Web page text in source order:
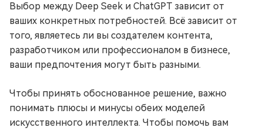
Выбор между Deep Seek и ChatGPT зависит от
ваших конкретных потребностей. Всё зависит от
того, являетесь ли вы создателем контента,
разработчиком или профессионалом в бизнесе,
ваши предпочтения могут быть разными.
Чтобы принять обоснованное решение, важно
понимать плюсы и минусы обеих моделей
искусственного интеллекта. Чтобы помочь вам